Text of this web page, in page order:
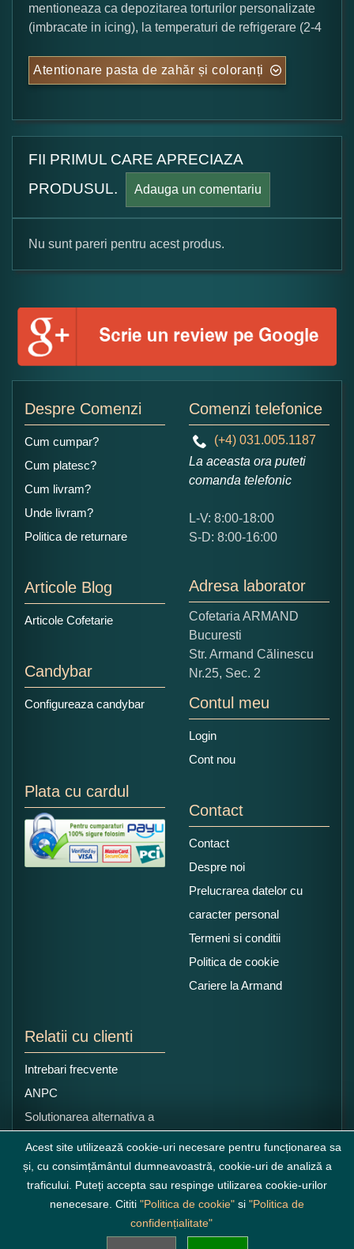
mentioneaza ca depozitarea torturilor personalizate
(imbracate in icing), la temperaturi de refrigerare (2-4
Atentionare pasta de zahăr și coloranți
FII PRIMUL CARE APRECIAZA
PRODUSUL.
Adauga un comentariu
Formular pareri client
Numele dumneavoastra:
Ce nota acordati acestui produs?
5
Copiati alaturi numarul din imagine:
Nu sunt pareri pentru acest produs.
Despre Comenzi
Cum cumpar?
Cum platesc?
Cum livram?
Unde livram?
Politica de returnare
Articole Blog
Articole Cofetarie
Candybar
Configureaza candybar
Comenzi telefonice
(+4) 031.005.1187
La aceasta ora puteti
comanda telefonic
L-V: 8:00-18:00
S-D: 8:00-16:00
Adresa laborator
Cofetaria ARMAND
Bucuresti
Str. Armand Călinescu
Nr.25, Sec. 2
Contul meu
Login
Cont nou
Plata cu cardul
Contact
Contact
Despre noi
Prelucrarea datelor cu
caracter personal
Termeni si conditii
Politica de cookie
Cariere la Armand
Relatii cu clienti
Intrebari frecvente
ANPC
Solutionarea alternativa a
litigiilor
Acest site utilizează cookie-uri necesare pentru funcționarea sa
și, cu consimțământul dumneavoastră, cookie-uri de analiză a
traficului. Puteți accepta sau respinge utilizarea cookie-urilor
nenecesare. Cititi "Politica de cookie" si "Politica de
confidențialitate"